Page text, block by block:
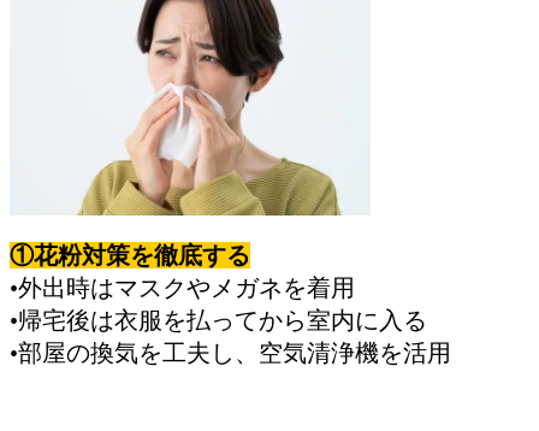
①花粉対策を徹底する
•外出時はマスクやメガネを着用
•帰宅後は衣服を払ってから室内に入る
•部屋の換気を工夫し、空気清浄機を活用